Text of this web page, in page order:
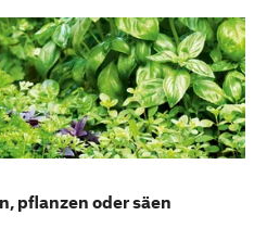
pflanzen oder säen